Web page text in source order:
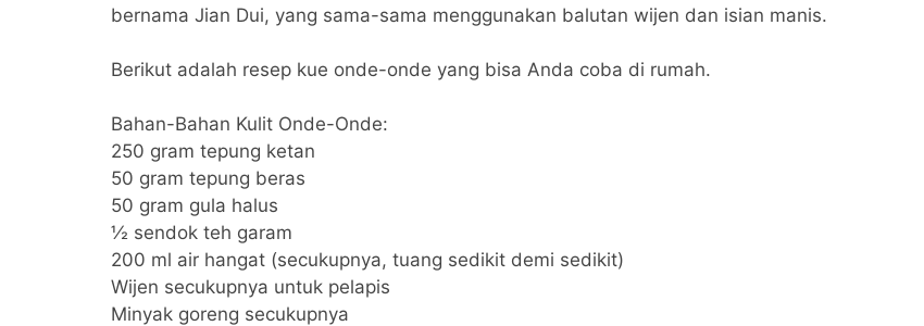
bernama Jian Dui, yang sama-sama menggunakan balutan wijen dan isian manis.
Berikut adalah resep kue onde-onde yang bisa Anda coba di rumah.
Bahan-Bahan Kulit Onde-Onde:
250 gram tepung ketan
50 gram tepung beras
50 gram gula halus
½ sendok teh garam
200 ml air hangat (secukupnya, tuang sedikit demi sedikit)
Wijen secukupnya untuk pelapis
Minyak goreng secukupnya